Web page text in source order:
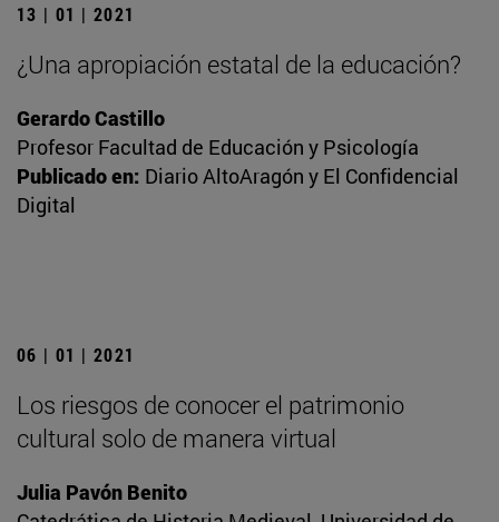
13 | 01 | 2021
¿Una apropiación estatal de la educación?
Gerardo Castillo
Profesor Facultad de Educación y Psicología
Publicado en: Diario AltoAragón y El Confidencial
Digital
06 | 01 | 2021
Los riesgos de conocer el patrimonio
cultural solo de manera virtual
Julia Pavón Benito